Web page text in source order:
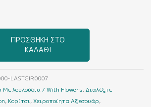
ΠΡΟΣΘΉΚΗ ΣΤΟ
ΚΑΛΆΘΙ
LASTGIR0007
Με λουλούδια / With Flowers,Διαλέξτε
, Κορίτσι,Χειροποίητα Αξεσουάρ,